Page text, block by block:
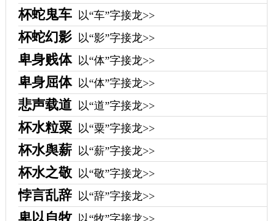
杯蛇鬼车 以“车”字接龙>>
杯蛇幻影 以“影”字接龙>>
卑身贱体 以“体”字接龙>>
卑身屈体 以“体”字接龙>>
悲声载道 以“道”字接龙>>
杯水粒粟 以“粟”字接龙>>
杯水舆薪 以“薪”字接龙>>
杯水之敬 以“敬”字接龙>>
悖言乱辞 以“辞”字接龙>>
卑以自牧 以“牧”字接龙>>